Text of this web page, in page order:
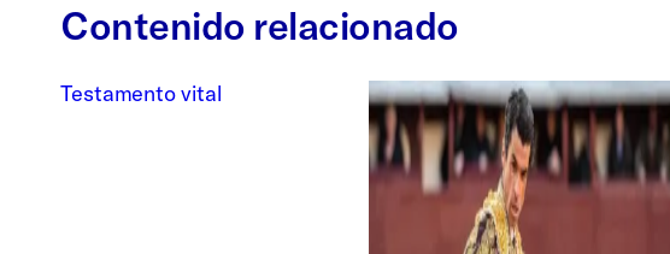
Contenido relacionado
Testamento vital